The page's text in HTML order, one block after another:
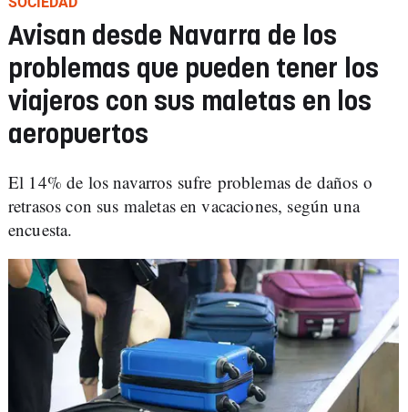
Avisan desde Navarra de los
problemas que pueden tener los
viajeros con sus maletas en los
aeropuertos
El 14% de los navarros sufre problemas de daños o
retrasos con sus maletas en vacaciones, según una
encuesta.